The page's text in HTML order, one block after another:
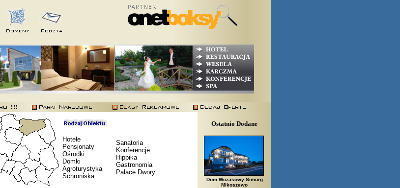
Hotele
Pensjonaty
Ośrodki
Domki
Agroturystyka
Schroniska
Sanatoria
Konferencje
Hippika
Gastronomia
Pałace Dwory
Ostatnio Dodane
Dom Wczasowy Simurg
Mikoszewo